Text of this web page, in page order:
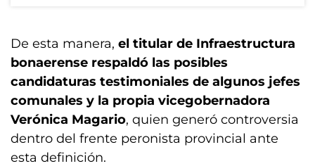
De esta manera, el titular de Infraestructura
bonaerense respaldó las posibles
candidaturas testimoniales de algunos jefes
comunales y la propia vicegobernadora
Verónica Magario, quien generó controversia
dentro del frente peronista provincial ante
esta definición.